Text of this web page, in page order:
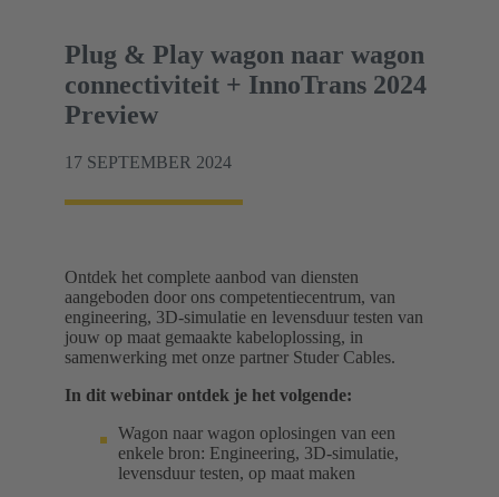
Plug & Play wagon naar wagon
connectiviteit + InnoTrans 2024
Preview
17 SEPTEMBER 2024
Ontdek het complete aanbod van diensten
aangeboden door ons competentiecentrum, van
engineering, 3D-simulatie en levensduur testen van
jouw op maat gemaakte kabeloplossing, in
samenwerking met onze partner Studer Cables.
In dit webinar ontdek je het volgende:
Wagon naar wagon oplosingen van een
enkele bron: Engineering, 3D-simulatie,
levensduur testen, op maat maken